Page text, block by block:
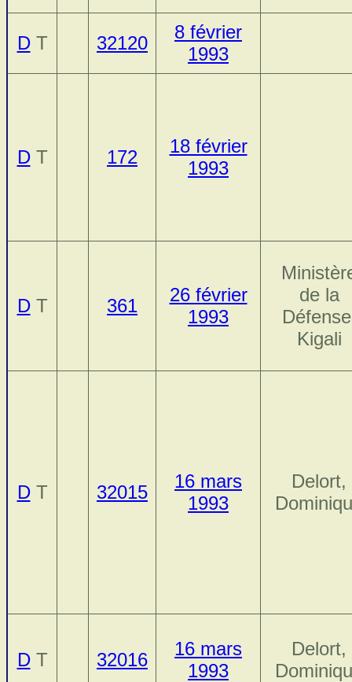
DT 32120
8 février
1993
DT 172
18 février
1993
DT 361
26 février
1993
de la
Kigali
DT 32015
16 mars
1993
Delort,
DT 32016
16 mars
1993
Delort,